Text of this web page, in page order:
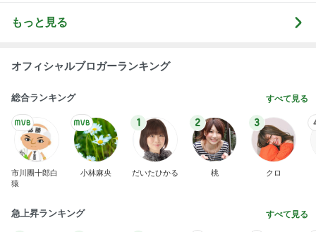
もっと見る
オフィシャルブロガーランキング
総合ランキング すべて見る
市川團十郎白
猿
小林麻央
1
だいたひかる
2
桃
3
クロ
急上昇ランキング すべて見る